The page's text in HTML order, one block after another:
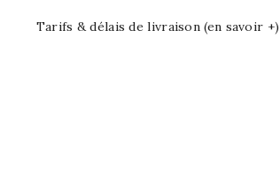
Tarifs & délais de livraison (en savoir +)